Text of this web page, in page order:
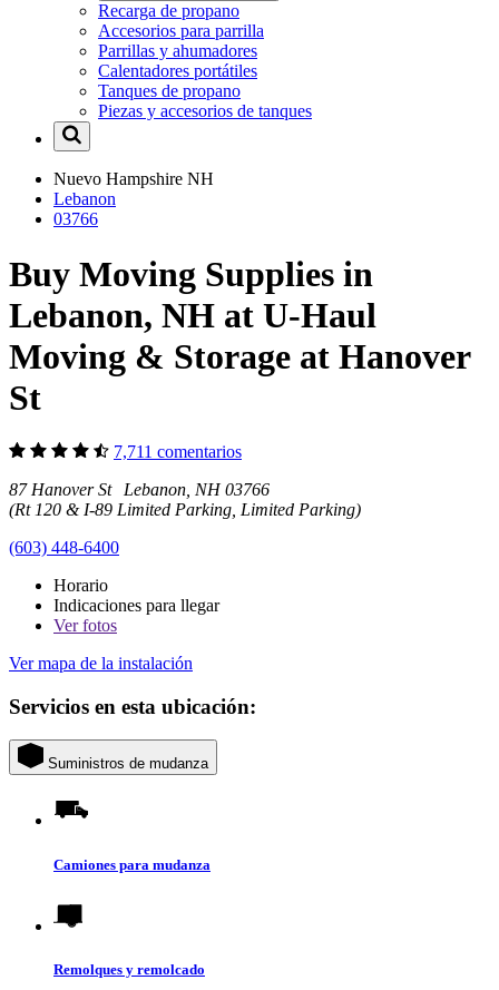
Recarga de propano
Accesorios para parrilla
Parrillas y ahumadores
Calentadores portátiles
Tanques de propano
Piezas y accesorios de tanques
Nuevo Hampshire NH
Lebanon
03766
Buy Moving Supplies in
Lebanon, NH at U-Haul
Moving & Storage at Hanover
St
7,711 comentarios
87 Hanover St Lebanon, NH 03766
(Rt 120 & I-89 Limited Parking, Limited Parking)
(603) 448-6400
Horario
Indicaciones para llegar
Verfotos
Ver mapa de la instalación
Servicios en esta ubicación:
Suministros de mudanza
Camiones para mudanza
Remolques y remolcado